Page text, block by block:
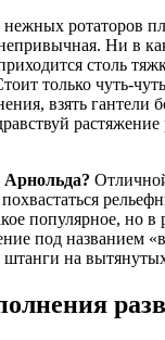
ротаторов
Ни в
столь
только чуть-
взять гантели
популярное, но в
под названием
на